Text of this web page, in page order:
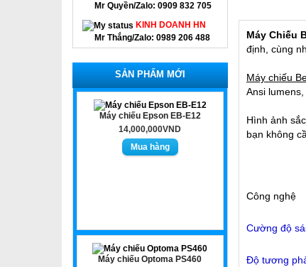
Mr Quyền/Zalo: 0909 832 705
KINH DOANH HN
Mr Thắng/Zalo: 0989 206 488
SẢN PHẨM MỚI
Máy chiếu Epson EB-E12
14,000,000VND
Máy chiếu Optoma PS460
Máy Chiếu
định, cùng
Máy chiếu
Ansi
Hình ảnh
bạn không
Công nghệ
Cường độ
Độ tương